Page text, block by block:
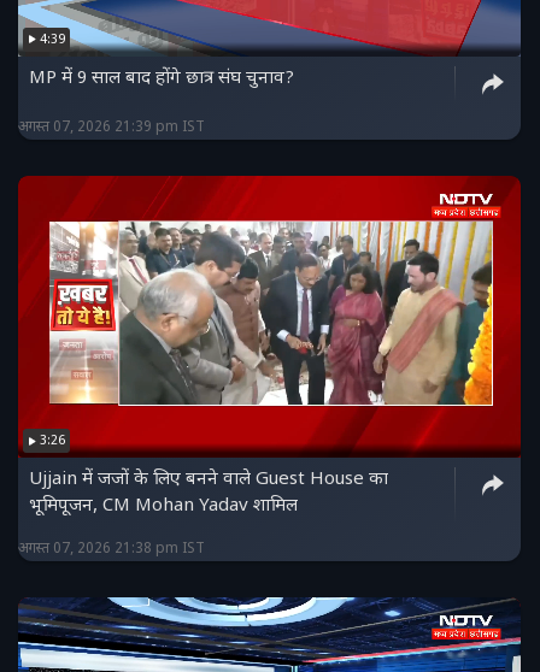
4:39
MP में 9 साल बाद होंगे छात्र संघ चुनाव?
अगस्त 07, 2026 21:39 pm IST
3:26
Ujjain में जजों के लिए बनने वाले Guest House का
भूमिपूजन, CM Mohan Yadav शामिल
अगस्त 07, 2026 21:38 pm IST